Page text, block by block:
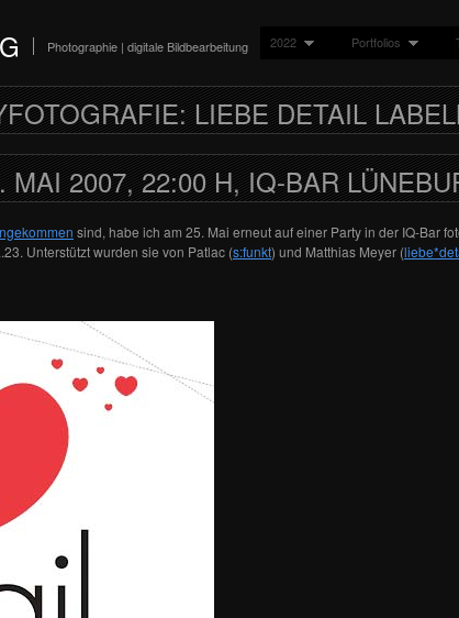
Photographie | digitale Bildbearbeitung 2022 Portfolios
LIEBE DETAIL
MAI 2007, 22:00 H, IQ-BAR
sind, habe ich am 25. Mai erneut auf einer Party in der IQ-Bar
Unterstützt wurden sie von Patlac (s:funkt) und Matthias Meyer (